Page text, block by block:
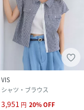
VIS
シャツ・ブラウス
3,951 円 20%OFF